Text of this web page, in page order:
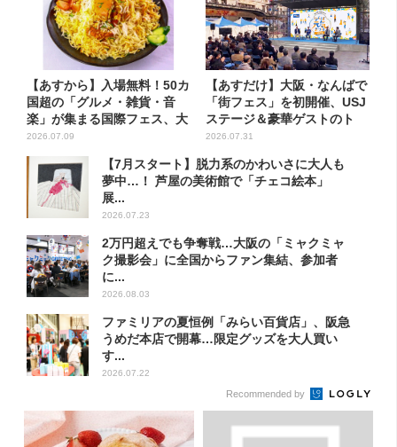
【あすから】入場無料！50カ
国超の「グルメ・雑貨・音
楽」が集まる国際フェス、大
阪...
2026.07.09
【あすだけ】大阪・なんばで
「街フェス」を初開催、USJ
ステージ＆豪華ゲストのト
ー...
2026.07.31
【7月スタート】脱力系のかわいさに大人も
夢中…！ 芦屋の美術館で「チェコ絵本」
展...
2026.07.23
2万円超えでも争奪戦…大阪の「ミャクミャ
ク撮影会」に全国からファン集結、参加者
に...
2026.08.03
ファミリアの夏恒例「みらい百貨店」、阪急
うめだ本店で開幕…限定グッズを大人買い
す...
2026.07.22
Recommended by